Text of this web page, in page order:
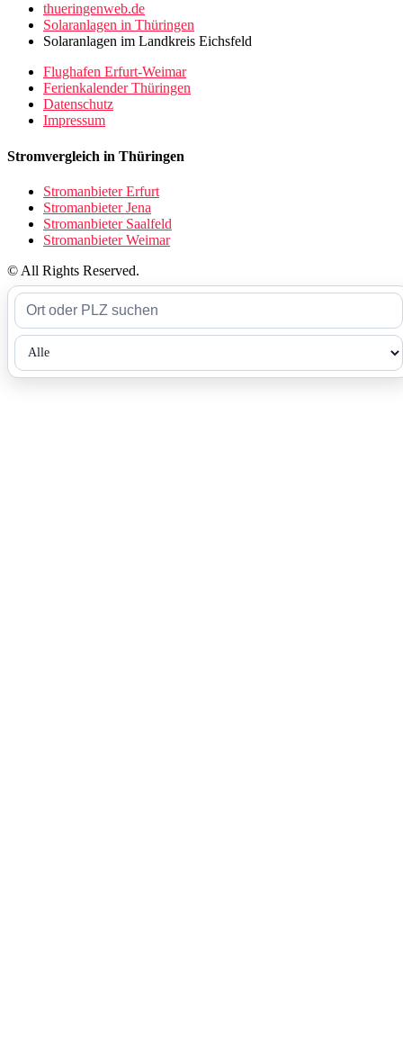
thueringenweb.de
Solaranlagen in Thüringen
Solaranlagen im Landkreis Eichsfeld
Flughafen Erfurt-Weimar
Ferienkalender Thüringen
Datenschutz
Impressum
Stromvergleich in Thüringen
Stromanbieter Erfurt
Stromanbieter Jena
Stromanbieter Saalfeld
Stromanbieter Weimar
© All Rights Reserved.